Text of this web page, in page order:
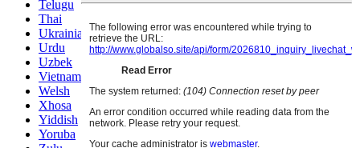
Telugu
Thai
Ukrainian
Urdu
Uzbek
Vietnamese
Welsh
Xhosa
Yiddish
Yoruba